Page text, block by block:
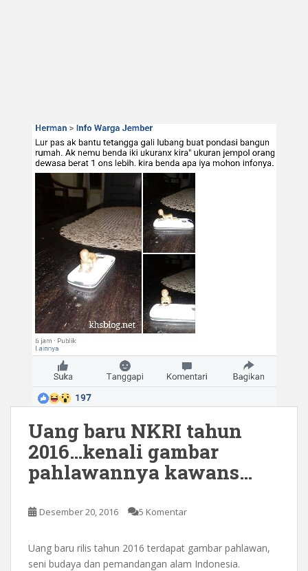
Uang baru NKRI tahun
2016…kenali gambar
pahlawannya kawans…
Desember 20, 2016 5 Komentar
Uang baru rilis tahun 2016 terdapat gambar pahlawan,
seni budaya dan pemandangan alam Indonesia.